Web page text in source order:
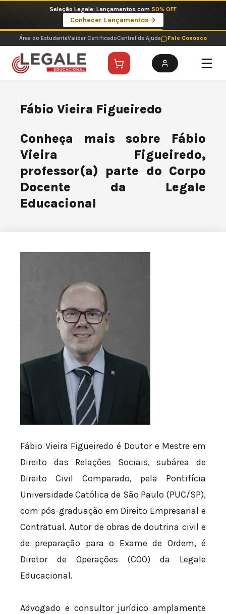
o
conteúdo
Seleção Legale: Lançamentos com 50% OFF
Conhecer Lançamentos
Área do EstudanteValidar CertificadoCentral de Ajuda Fale Conosco
Fábio Vieira Figueiredo
Conheça mais sobre Fábio
Vieira Figueiredo,
professor(a) parte do Corpo
Docente da Legale
Educacional
Fábio Vieira Figueiredo é Doutor e Mestre em
Direito das Relações Sociais, subárea de
Direito Civil Comparado, pela Pontifícia
Universidade Católica de São Paulo (PUC/SP),
com pós-graduação em Direito Empresarial e
Contratual. Autor de obras de doutrina civil e
de preparação para o Exame de Ordem, é
Diretor de Operações (COO) da Legale
Educacional.
Advogado e consultor jurídico amplamente